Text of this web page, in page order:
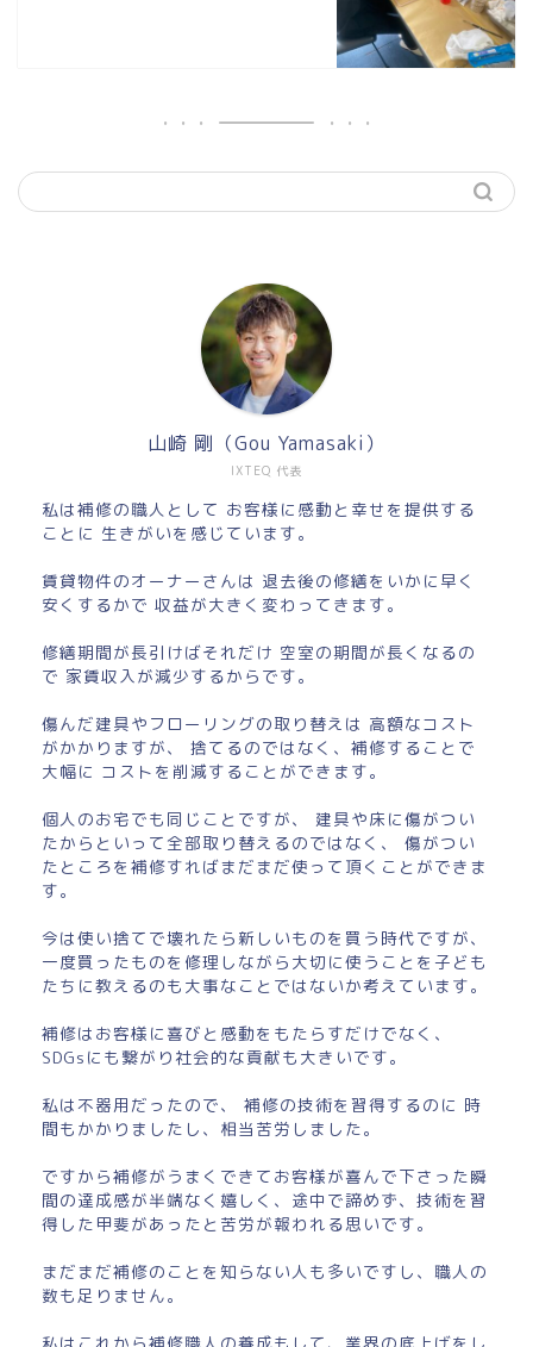
IXTEQ 代表
山崎 剛（Gou Yamasaki）
私は補修の職人として お客様に感動と幸せを提供する
ことに 生きがいを感じています。
賃貸物件のオーナーさんは 退去後の修繕をいかに早く
安くするかで 収益が大きく変わってきます。
修繕期間が長引けばそれだけ 空室の期間が長くなるの
で 家賃収入が減少するからです。
傷んだ建具やフローリングの取り替えは 高額なコスト
がかかりますが、 捨てるのではなく、補修することで
大幅に コストを削減することができます。
個人のお宅でも同じことですが、 建具や床に傷がつい
たからといって全部取り替えるのではなく、 傷がつい
たところを補修すればまだまだ使って頂くことができま
す。
今は使い捨てで壊れたら新しいものを買う時代ですが、
一度買ったものを修理しながら大切に使うことを子ども
たちに教えるのも大事なことではないか考えています。
補修はお客様に喜びと感動をもたらすだけでなく、
SDGsにも繋がり社会的な貢献も大きいです。
私は不器用だったので、 補修の技術を習得するのに 時
間もかかりましたし、相当苦労しました。
ですから補修がうまくできてお客様が喜んで下さった瞬
間の達成感が半端なく嬉しく、途中で諦めず、技術を習
得した甲斐があったと苦労が報われる思いです。
まだまだ補修のことを知らない人も多いですし、職人の
数も足りません。